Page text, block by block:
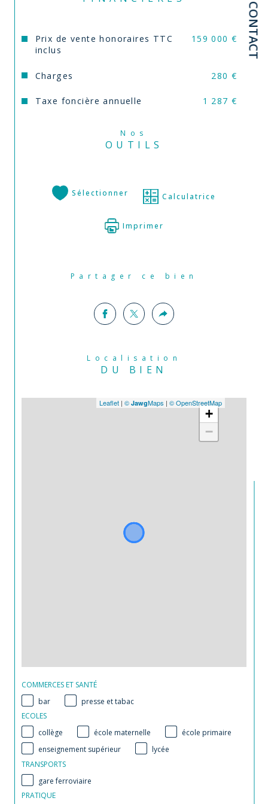
CONTACT
Prix de vente honoraires TTC
inclus
159 000 €
Charges 280 €
Taxe foncière annuelle 1 287 €
Nos
OUTILS
Sélectionner Calculatrice
Imprimer
Partager ce bien
Localisation
DU BIEN
+
−
Leaflet | © JawgMaps | © OpenStreetMap
COMMERCES ET SANTÉ
bar
presse et tabac
ECOLES
collège
école maternelle
école primaire
enseignement supérieur
lycée
TRANSPORTS
gare ferroviaire
PRATIQUE